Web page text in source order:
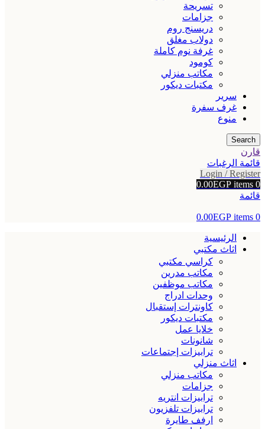
تسريحة
جزامات
دريسنج روم
دولاب مغلق
غرفة نوم كاملة
كومود
مكاتب منزلي
مكتبات ديكور
سرير
غرف سفرة
منوع
Search
قارن
قائمة الرغبات
Login / Register
0
items
0.00EGP
قائمة
0
items
0.00EGP
الرئيسية
اثاث مكتبي
كراسي مكتبي
مكاتب مدرين
مكاتب موظفين
وحدات ادراج
كاونترات إستقبال
مكتبات ديكور
خلايا عمل
شانونات
ترابيزات إجتماعات
اثاث منزلي
مكاتب منزلي
جزامات
ترابيزات انتريه
ترابيزات تلفزيون
ارفف طايرة